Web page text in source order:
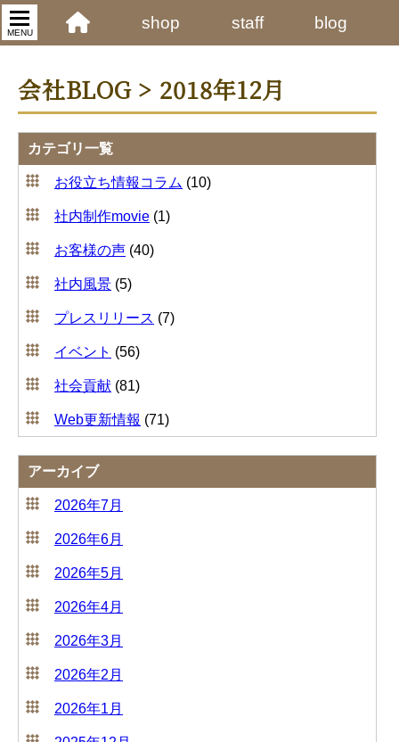
MENU
shop staff blog
会社BLOG > 2018年12月
カテゴリ一覧
お役立ち情報コラム (10)
社内制作movie (1)
お客様の声 (40)
社内風景 (5)
プレスリリース (7)
イベント (56)
社会貢献 (81)
Web更新情報 (71)
アーカイブ
2026年7月
2026年6月
2026年5月
2026年4月
2026年3月
2026年2月
2026年1月